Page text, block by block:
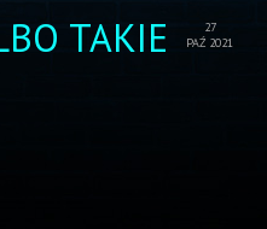
27
PAŹ 2021
TAKIE